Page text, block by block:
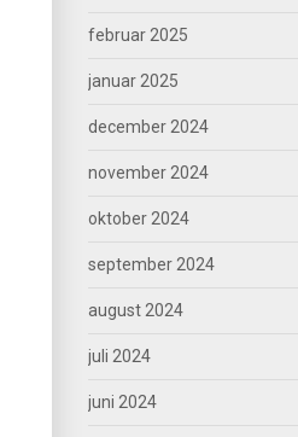
februar 2025
januar 2025
december 2024
november 2024
oktober 2024
september 2024
august 2024
juli 2024
juni 2024